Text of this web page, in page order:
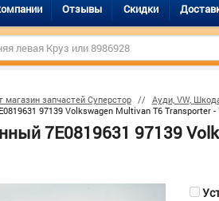
Отзывы Скидки
магазин запчастей Суперстор Ауди, VW,
97139 Volkswagen Multivan T6 Transporter -
7E0819631 97139